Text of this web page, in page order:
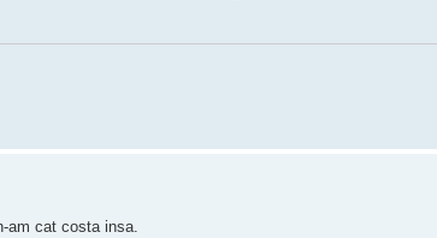
am cat costa insa.